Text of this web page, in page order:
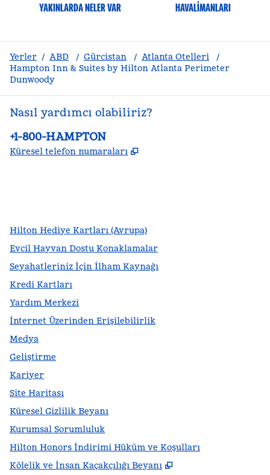
YAKINLARDA NELER VAR HAVALIMANLARI
Yerler / ABD / Gürcistan / Atlanta Otelleri
/
Hampton Inn & Suites by Hilton Atlanta Perimeter
Dunwoody
Nasıl yardımcı olabiliriz?
Telefon:
+1-800-HAMPTON
Küresel telefon numaraları ,
Hilton Hediye Kartları (Avrupa)
Evcil Hayvan Dostu Konaklamalar
Seyahatleriniz İçin İlham Kaynağı
Kredi Kartları
Yardım Merkezi
İnternet Üzerinden Erişilebilirlik
Medya
Geliştirme
Kariyer
Site Haritası
Küresel Gizlilik Beyanı
Kurumsal Sorumluluk
Hilton Honors İndirimi Hüküm ve Koşulları
Kölelik ve İnsan Kaçakçılığı Beyanı
,